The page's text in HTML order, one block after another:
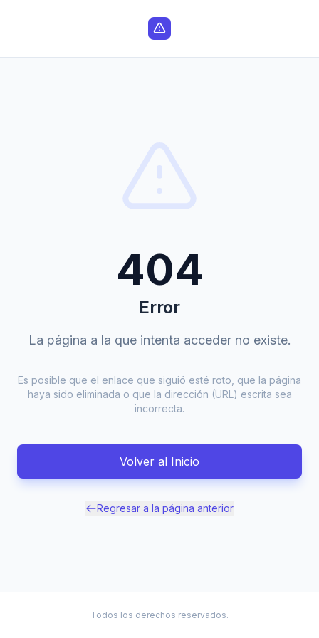
404
Error
La página a la que intenta acceder no existe.
Es posible que el enlace que siguió esté roto, que la página
haya sido eliminada o que la dirección (URL) escrita sea
incorrecta.
Volver al Inicio
Regresar a la página anterior
Todos los derechos reservados.